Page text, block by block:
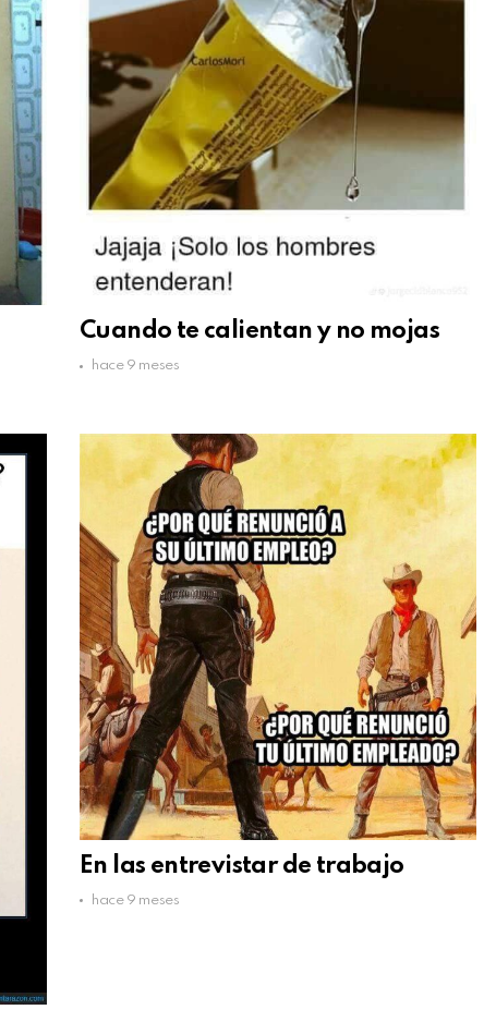
Cuando te calientan y no mojas
hace 9 meses
En las entrevistar de trabajo
hace 9 meses